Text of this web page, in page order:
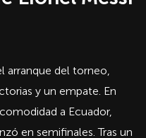
arranque del torneo,
y un empate. En
a Ecuador,
en semifinales. Tras un